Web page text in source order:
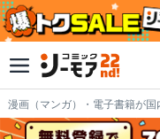
漫画（マンガ）・電子書籍が国